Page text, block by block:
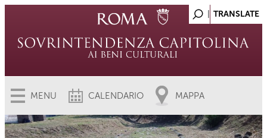
MENU CALENDARIO MAPPA